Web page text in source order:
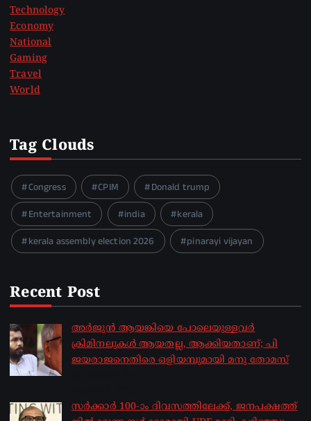
Technology
Economy
National
Gaming
Travel
World
Tag Clouds
Congress CPIM
Donald trump
Entertainment
india
kerala
kerala assembly election 2026
pinarayi vijayan
Recent Post
അർജുൻ ആയങ്കിയെ പോലെയുള്ളവർ
ക്രിമിനലുകൾ ആയതല്ല, ആക്കിയതാണ്; പി
ജയരാജനെതിരെ ഒളിയമ്പുമായി മനു തോമസ്
സർക്കാർ 100-ാം ദിവസത്തിലേക്ക്, ജനപക്ഷത്ത്